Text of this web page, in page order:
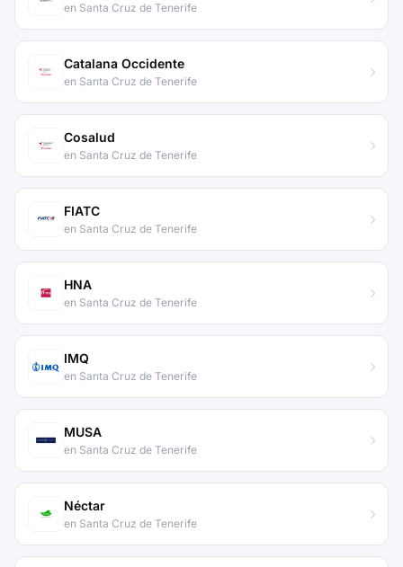
en Santa Cruz de Tenerife
Catalana Occidente
en Santa Cruz de Tenerife
Cosalud
en Santa Cruz de Tenerife
FIATC
en Santa Cruz de Tenerife
HNA
en Santa Cruz de Tenerife
IMQ
en Santa Cruz de Tenerife
MUSA
en Santa Cruz de Tenerife
Néctar
en Santa Cruz de Tenerife